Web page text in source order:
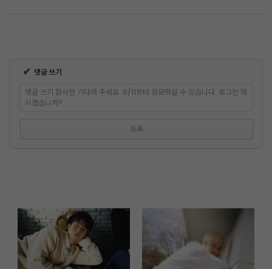
✔ 댓글 쓰기
댓글 쓰기 잠시만 기다려 주세요. 8/11부터 응모하실 수 있습니다. 로그인 하
시겠습니까?